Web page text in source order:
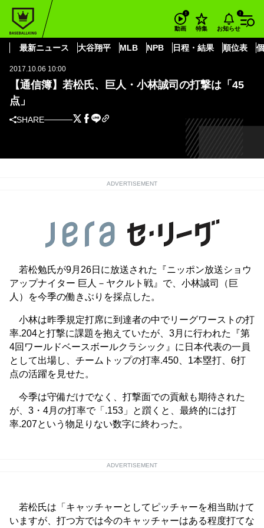
動画 特集 お知らせ
最新ニュース 大谷翔平 MLB NPB 日程・結果 順位表
BASEBALL KING
読売ジャイアンツ
小林 誠司
【通信簿】若松氏、巨人・小林誠司の打撃は「45点」
セ・リーグ
2017.10.06 10:00
【通信簿】若松氏、巨人・小林誠司の打撃は「45
点」
SHARE
ADVERTISEMENT
若松勉氏が9月26日に放送された『ニッポン放送ショウ
アップナイター 巨人－ヤクルト戦』で、小林誠司（巨
人）を今季の働きぶりを採点した。
小林は昨季規定打席に到達者の中でリーグワーストの打
率.204と打撃に課題を抱えていたが、3月に行われた『第
4回ワールドベースボールクラシック』に日本代表の一員
として出場し、チームトップの打率.450、1本塁打、6打
点の活躍を見せた。
今季は守備だけでなく、打撃面での貢献も期待された
が、3・4月の打率で「.153」と躓くと、最終的には打
率.207という物足りない数字に終わった。
ADVERTISEMENT
若松氏は「キャッチャーとしてピッチャーを相当助けて
いますが、打つ方では今のキャッチャーはある程度打てな